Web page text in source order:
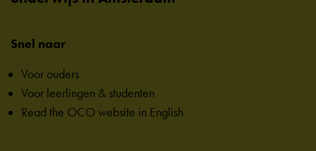
Snel naar
Voor ouders
Voor leerlingen & studenten
Read the OCO website in English